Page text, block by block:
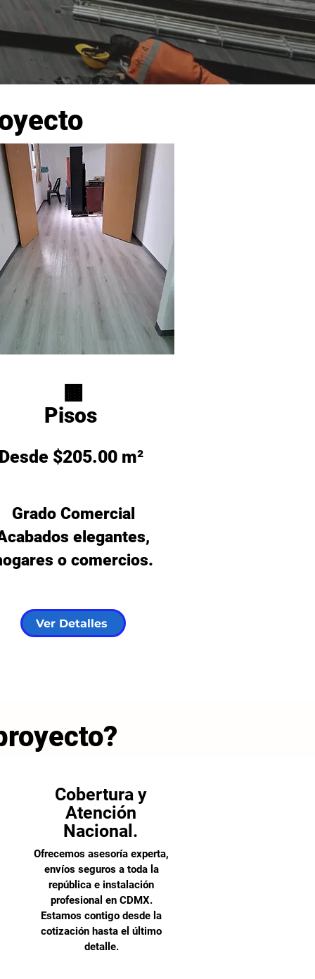
🟫
Pisos
$205.00 m²
Grado Comercial​
elegantes,
o comercios.
Ver Detalles
Cobertura y
Atención
Nacional.
Ofrecemos asesoría experta,
envíos seguros a toda la
república e instalación
profesional en CDMX.
Estamos contigo desde la
cotización hasta el último
detalle.